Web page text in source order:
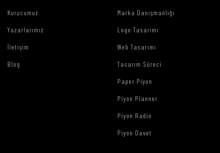
Kurucumuz
Yazarlarımız
İletişim
Blog
Marka Danışmanlığı
Logo Tasarımı
Web Tasarımı
Tasarım Süreci
Paper Piyon
Piyon Planner
Piyon Radio
Piyon Davet